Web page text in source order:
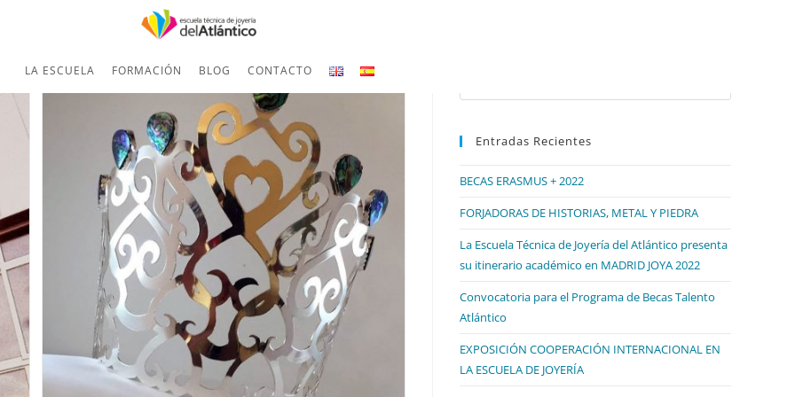
LA ESCUELA FORMACIÓN BLOG CONTACTO
Escape
Entradas Recientes
BECAS ERASMUS + 2022
FORJADORAS DE HISTORIAS, METAL Y PIEDRA
La Escuela Técnica de Joyería del Atlántico presenta
su itinerario académico en MADRID JOYA 2022
Convocatoria para el Programa de Becas Talento
Atlántico
EXPOSICIÓN COOPERACIÓN INTERNACIONAL EN
LA ESCUELA DE JOYERÍA